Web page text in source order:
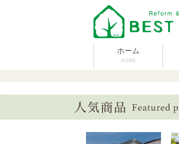
ホーム